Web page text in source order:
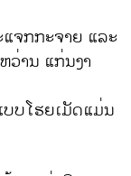
ຈກກະຈາຍ ແລະ
ານ ແກ່ນງາ
ບໂຮຍເມັດແມ່ນ